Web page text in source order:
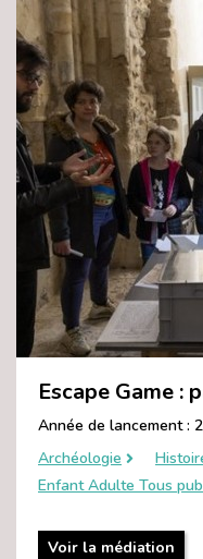
Escape Game :
Année de lancement :
Archéologie
Enfant Adulte Tous
Voir la médiation